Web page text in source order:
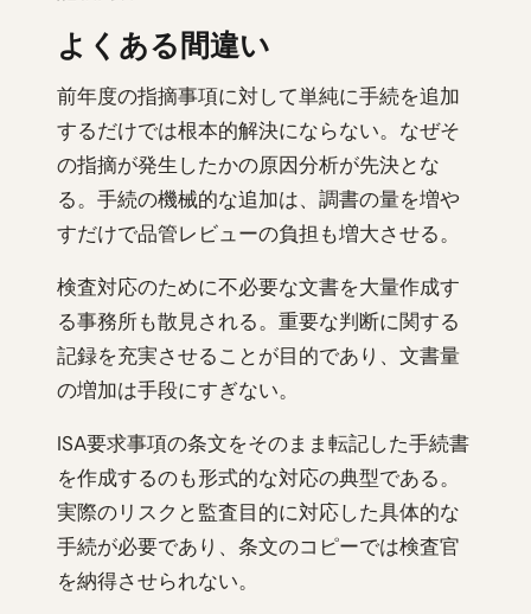
よくある間違い
前年度の指摘事項に対して単純に手続を追加
するだけでは根本的解決にならない。なぜそ
の指摘が発生したかの原因分析が先決とな
る。手続の機械的な追加は、調書の量を増や
すだけで品管レビューの負担も増大させる。
検査対応のために不必要な文書を大量作成す
る事務所も散見される。重要な判断に関する
記録を充実させることが目的であり、文書量
の増加は手段にすぎない。
ISA要求事項の条文をそのまま転記した手続書
を作成するのも形式的な対応の典型である。
実際のリスクと監査目的に対応した具体的な
手続が必要であり、条文のコピーでは検査官
を納得させられない。